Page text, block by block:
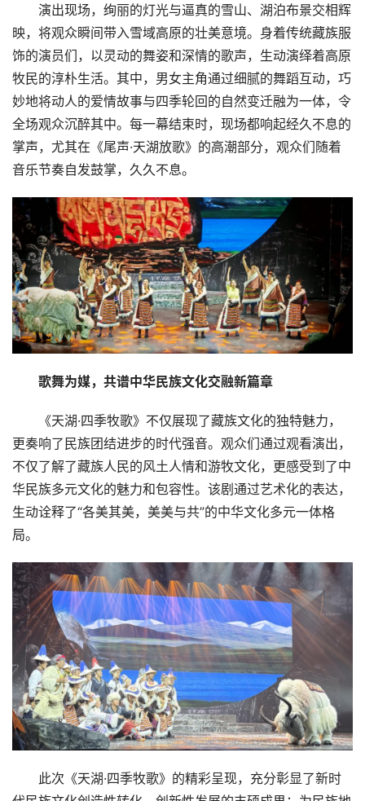
首
页
要
闻
公
司
财
演出现场，绚丽的灯光与逼真的雪山、湖泊布景交相辉
映，将观众瞬间带入雪域高原的壮美意境。身着传统藏族服
饰的演员们，以灵动的舞姿和深情的歌声，生动演绎着高原
牧民的淳朴生活。其中，男女主角通过细腻的舞蹈互动，巧
妙地将动人的爱情故事与四季轮回的自然变迁融为一体，令
全场观众沉醉其中。每一幕结束时，现场都响起经久不息的
掌声，尤其在《尾声·天湖放歌》的高潮部分，观众们随着
音乐节奏自发鼓掌，久久不息。
歌舞为媒，共谱中华民族文化交融新篇章
《天湖·四季牧歌》不仅展现了藏族文化的独特魅力，
更奏响了民族团结进步的时代强音。观众们通过观看演出，
不仅了解了藏族人民的风土人情和游牧文化，更感受到了中
华民族多元文化的魅力和包容性。该剧通过艺术化的表达，
生动诠释了“各美其美，美美与共”的中华文化多元一体格
局。
此次《天湖·四季牧歌》的精彩呈现，充分彰显了新时